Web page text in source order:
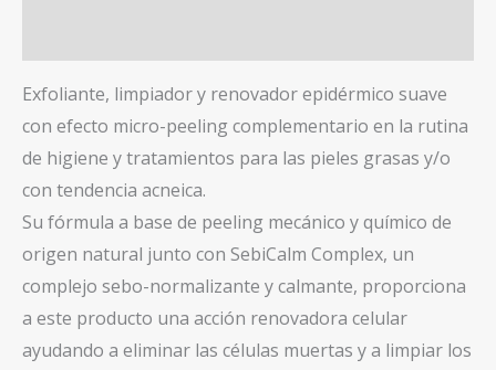
Exfoliante, limpiador y renovador epidérmico suave
con efecto micro-peeling complementario en la rutina
de higiene y tratamientos para las pieles grasas y/o
con tendencia acneica.
Su fórmula a base de peeling mecánico y químico de
origen natural junto con SebiCalm Complex, un
complejo sebo-normalizante y calmante, proporciona
a este producto una acción renovadora celular
ayudando a eliminar las células muertas y a limpiar los